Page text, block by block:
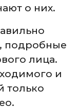
о них.
подробные
лица.
и
только